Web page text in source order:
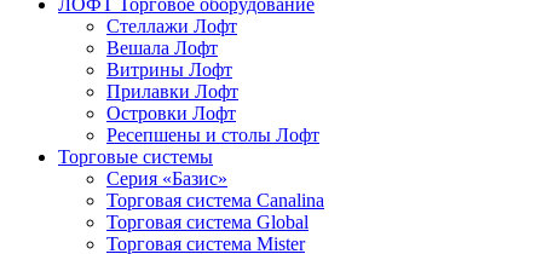
ЛОФТ Торговое оборудование
Стеллажи Лофт
Вешала Лофт
Витрины Лофт
Прилавки Лофт
Островки Лофт
Ресепшены и столы Лофт
Торговые системы
Серия «Базис»
Торговая система Canalina
Торговая система Global
Торговая система Mister